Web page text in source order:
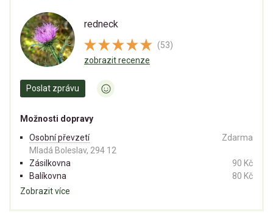
redneck
(53)
zobrazit recenze
Poslat zprávu
Možnosti dopravy
Osobní převzetí
Mladá Boleslav, 294 12
Zdarma
Zásilkovna
90 Kč
Balíkovna
80 Kč
Zobrazit více